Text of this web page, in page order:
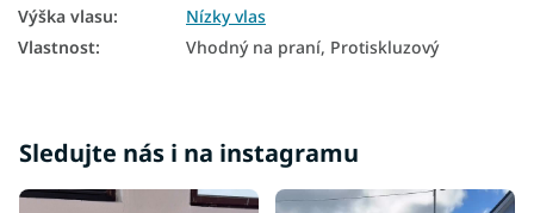
Výška vlasu:
Nízky vlas
Vlastnost: Vhodný na praní, Protiskluzový
Sledujte nás i na instagramu